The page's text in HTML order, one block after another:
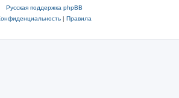
Русская поддержка phpBB
| Правила